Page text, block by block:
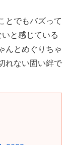
とでもバズって
と感じている
んとめぐりちゃ
れない固い絆で